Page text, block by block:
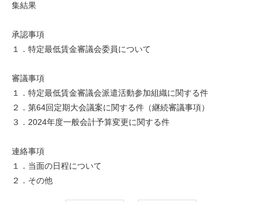
集結果
承認事項
１．特定最低賃金審議会委員について
審議事項
１．特定最低賃金審議会派遣活動参加組織に関する件
２．第64回定期大会議案に関する件（継続審議事項）
３．2024年度一般会計予算変更に関する件
連絡事項
１．当面の日程について
２．その他